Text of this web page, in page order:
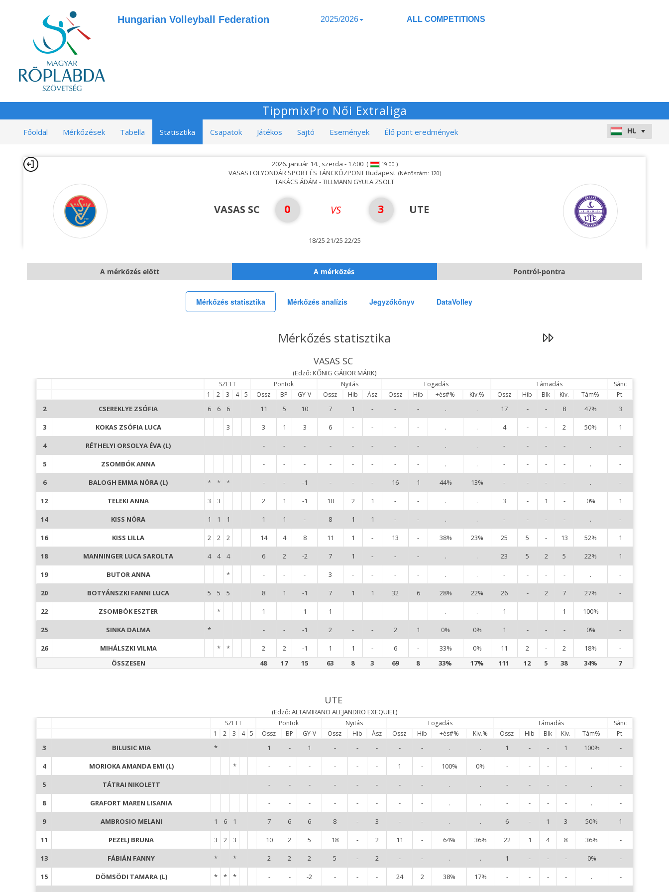
Hungarian Volleyball Federation 2025/2026 ALL COMPETITIONS
TippmixPro Női Extraliga
Főoldal Mérkőzések Tabella Statisztika Csapatok Játékos Sajtó Események Élő pont eredmények
2026. január 14., szerda - 17:00( 19:00 )
VASAS FOLYONDÁR SPORT ÉS TÁNCKÖZPONT Budapest (Nézőszám: 120)
TAKÁCS ÁDÁM - TILLMANN GYULA ZSOLT
VASAS SC 0 VS 3 UTE
18/25 21/25 22/25
A mérkőzés előtt A mérkőzés Pontról-pontra
Mérkőzés statisztika Mérkőzés analízis Jegyzőkönyv DataVolley
Mérkőzés statisztika
VASAS SC
(Edző: KŐNIG GÁBOR MÁRK)
SZETT Pontok Nyitás Fogadás Támadás
Sánc
1
2 3 4 5 Össz BP GY-V Össz Hib Ász Össz Hib +és#% Kiv.% Össz Hib Blk Kiv. Tám% Pt.
2 CSEREKLYE ZSÓFIA 6 6 6 11 5 10 7 1 - - - . . 17 - - 8 47% 3
3 KOKAS ZSÓFIA LUCA 3 3 1 3 6 - - - - . . 4 - - 2 50% 1
4 RÉTHELYI ORSOLYA ÉVA (L) - - - - - - - - . . - - - - . -
5 ZSOMBÓK ANNA - - - - - - - - . . - - - - . -
6 BALOGH EMMA NÓRA (L) * * * - - -1 - - - 16 1 44% 13% - - - - . -
12 TELEKI ANNA 3 3 2 1 -1 10 2 1 - - . . 3 - 1 - 0% 1
14 KISS NÓRA 1 1 1 1 1 - 8 1 1 - - . . - - - - . -
16 KISS LILLA 2 2 2 14 4 8 11 1 - 13 - 38% 23% 25 5 - 13 52% 1
18 MANNINGER LUCA SAROLTA 4 4 4 6 2 -2 7 1 - - - . . 23 5 2 5 22% 1
19 BUTOR ANNA * - - - 3 - - - - . . - - - - . -
20 BOTYÁNSZKI FANNI LUCA 5 5 5 8 1 -1 7 1 1 32 6 28% 22% 26 - 2 7 27% -
22 ZSOMBÓK ESZTER * 1 - 1 1 - - - - . . 1 - - 1 100% -
25 SINKA DALMA * - - -1 2 - - 2 1 0% 0% 1 - - - 0% -
26 MIHÁLSZKI VILMA * * 2 2 -1 1 1 - 6 - 33% 0% 11 2 - 2 18%
-
ÖSSZESEN
48 17 15 63 8 3 69 8 33% 17% 111 12 5 38 34% 7
UTE
(Edző: ALTAMIRANO ALEJANDRO EXEQUIEL)
SZETT Pontok Nyitás Fogadás Támadás
Sánc
1
2 3 4 5 Össz BP GY-V Össz Hib Ász Össz Hib +és#% Kiv.% Össz Hib Blk Kiv. Tám% Pt.
3 BILUSIC MIA * 1 - 1 - - - - - . . 1 - - 1 100% -
4 MORIOKA AMANDA EMI (L) * - - - - - - 1 - 100% 0% - - - - . -
5 TÁTRAI NIKOLETT - - - - - - - - . . - - - - . -
8 GRAFORT MAREN LISANIA - - - - - - - - . . - - - - . -
9 AMBROSIO MELANI 1 6 1 7 6 6 8 - 3 - - . . 6 - 1 3 50% 1
11 PEZELJ BRUNA 3 2 3 10 2 5 18 - 2 11 - 64% 36% 22 1 4 8 36% -
13 FÁBIÁN FANNY * * 2 2 2 5 - 2 - - . . 1 - - - 0% -
15 DÖMSÖDI TAMARA (L) * * * - - -2 - - - 24 2 38% 17% - - - - . -